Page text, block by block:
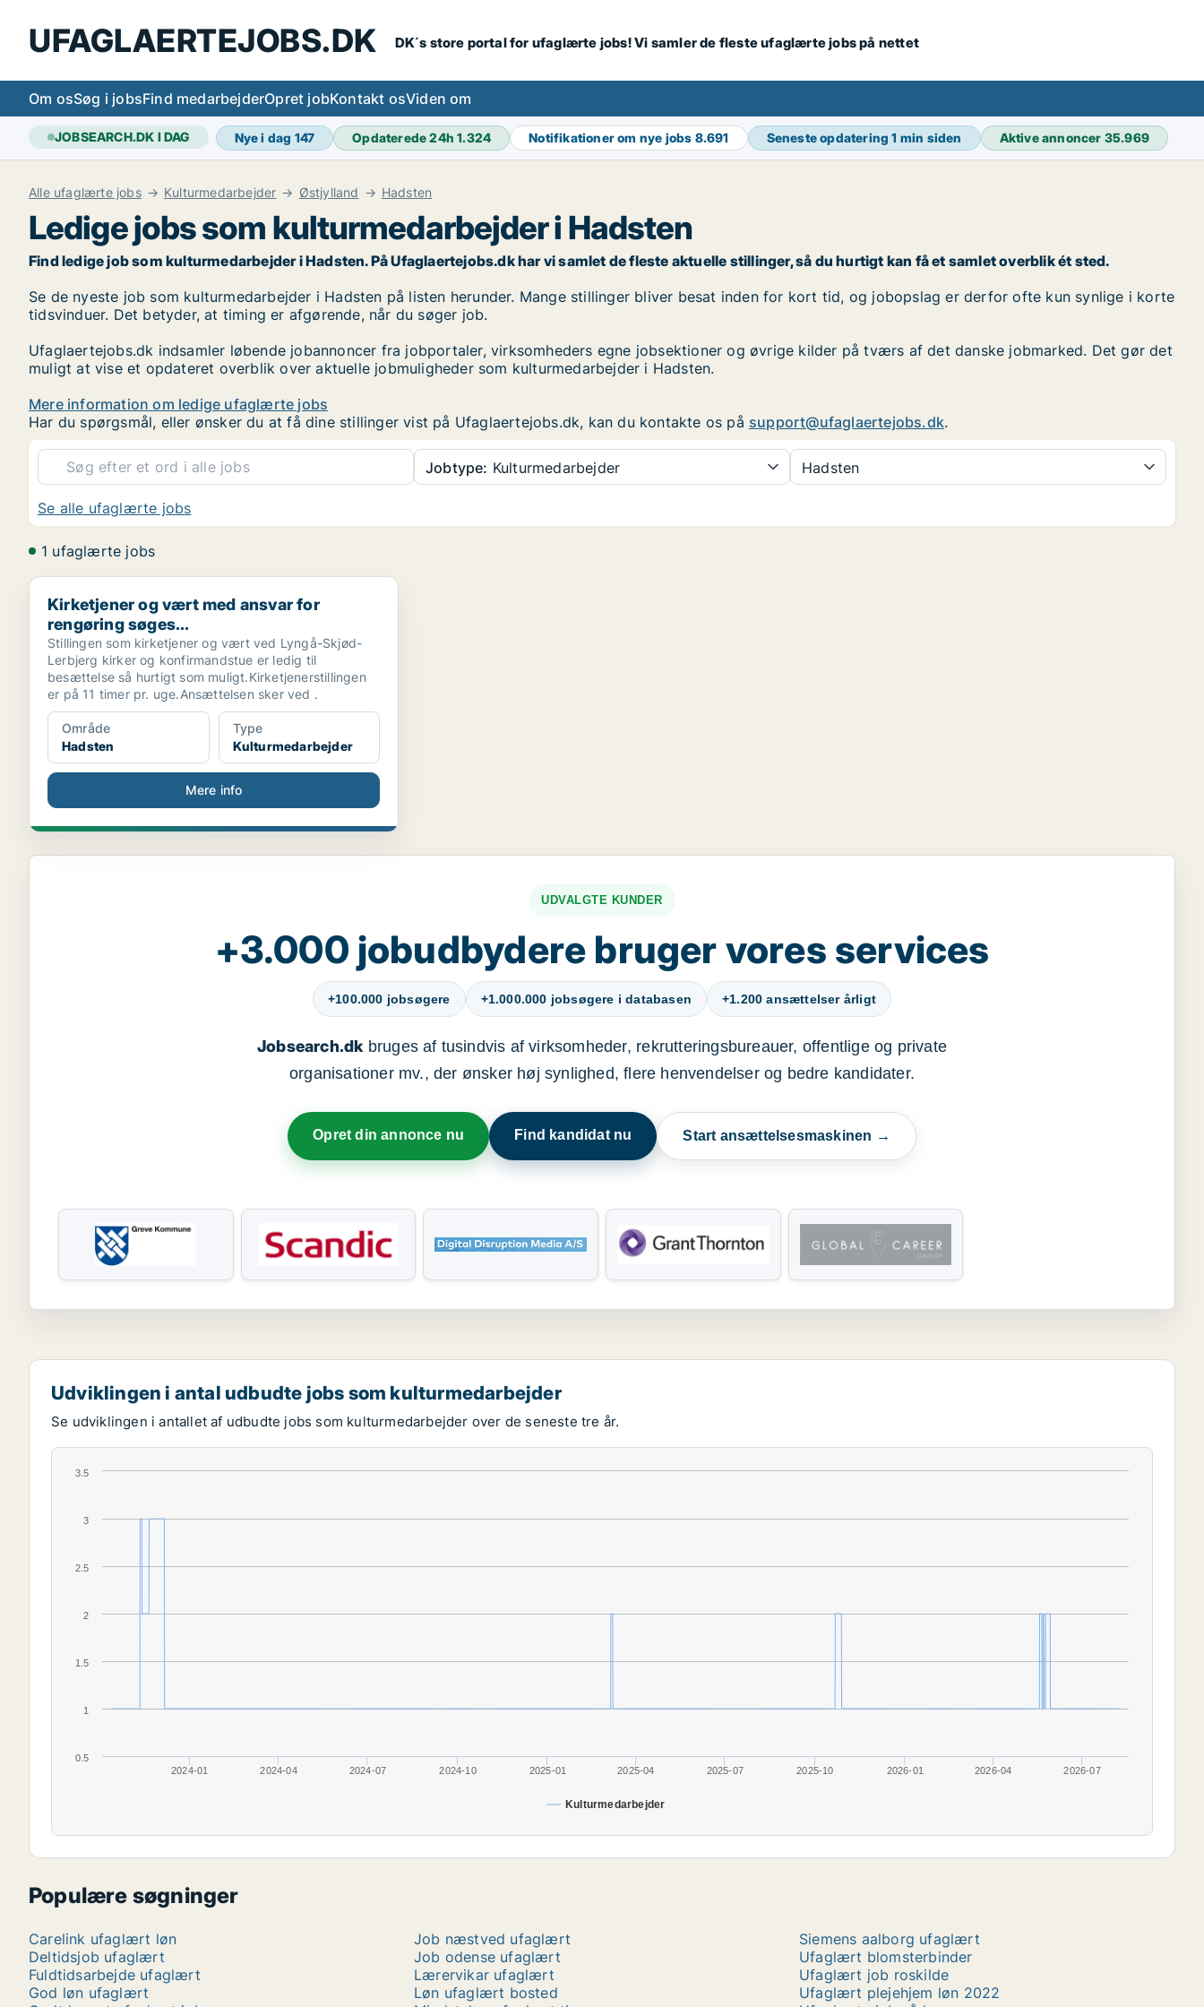
UFAGLAERTEJOBS.DK DK´s store portal for ufaglærte jobs! Vi samler de fleste ufaglærte jobs på nettet
Om osSøg i jobsFind medarbejderOpret jobKontakt osViden om
JOBSEARCH.DK I DAG Nye i dag 147 Opdaterede 24h1.324 Notifikationer om nye jobs 8.691 Seneste opdatering1 min siden Aktive annoncer 35.969
Alle ufaglærte jobs Kulturmedarbejder Østjylland Hadsten
Ledige jobs som kulturmedarbejder i Hadsten
Find ledige job som kulturmedarbejder i Hadsten. På Ufaglaertejobs.dk har vi samlet de fleste aktuelle stillinger, så du hurtigt kan få et samlet overblik ét sted.
Se de nyeste job som kulturmedarbejder i Hadsten på listen herunder. Mange stillinger bliver besat inden for kort tid, og jobopslag er derfor ofte kun synlige i korte
tidsvinduer. Det betyder, at timing er afgørende, når du søger job.
Ufaglaertejobs.dk indsamler løbende jobannoncer fra jobportaler, virksomheders egne jobsektioner og øvrige kilder på tværs af det danske jobmarked. Det gør det
muligt at vise et opdateret overblik over aktuelle jobmuligheder som kulturmedarbejder i Hadsten.
Mere information om ledige ufaglærte jobs
Har du spørgsmål, eller ønsker du at få dine stillinger vist på Ufaglaertejobs.dk, kan du kontakte os på support@ufaglaertejobs.dk.
Jobtype: Kulturmedarbejder Hadsten
Se alle ufaglærte jobs
1 ufaglærte jobs
Kirketjener og vært med ansvar for rengøring søges...
Kirketjener og vært med ansvar for
rengøring søges...
Stillingen som kirketjener og vært ved Lyngå-Skjød-
Lerbjerg kirker og konfirmandstue er ledig til
besættelse så hurtigt som muligt.Kirketjenerstillingen
er på 11 timer pr. uge.Ansættelsen sker ved .
Område
Hadsten
Type
Kulturmedarbejder
Mere info
UDVALGTE KUNDER
+3.000 jobudbydere bruger vores services
+100.000 jobsøgere +1.000.000 jobsøgere i databasen +1.200 ansættelser årligt
Jobsearch.dkbruges af tusindvis af virksomheder, rekrutteringsbureauer, offentlige og private
organisationer mv., der ønsker høj synlighed, flere henvendelser og bedre kandidater.
Opret din annonce nu Find kandidat nu Start ansættelsesmaskinen →
Udviklingen i antal udbudte jobs som kulturmedarbejder
Se udviklingen i antallet af udbudte jobs som kulturmedarbejder over de seneste tre år.
Kulturmedarbejder
2024-01 2024-04 2024-07 2024-10 2025-01 2025-04 2025-07 2025-10 2026-01 2026-04 2026-07
0.5
1
1.5
2
2.5
3
3.5
Populære søgninger
Carelink ufaglært løn
Deltidsjob ufaglært
Fuldtidsarbejde ufaglært
God løn ufaglært
Job næstved ufaglært
Job odense ufaglært
Lærervikar ufaglært
Løn ufaglært bosted
Siemens aalborg ufaglært
Ufaglært blomsterbinder
Ufaglært job roskilde
Ufaglært plejehjem løn 2022